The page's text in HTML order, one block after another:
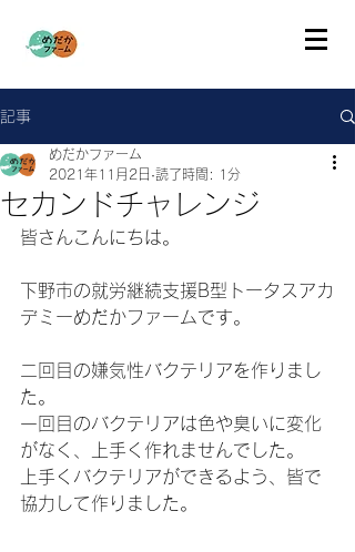
記事
セカンドチャレンジ
めだかファーム
2021年11月2日 読了時間: 1分
皆さんこんにちは。
下野市の就労継続支援B型トータスアカ
デミーめだかファームです。
二回目の嫌気性バクテリアを作りまし
た。
一回目のバクテリアは色や臭いに変化
がなく、上手く作れませんでした。
上手くバクテリアができるよう、皆で
協力して作りました。